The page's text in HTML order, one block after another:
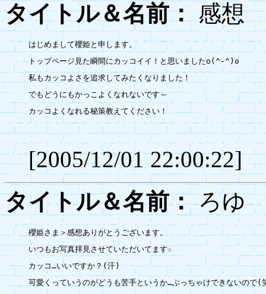
タイトル＆名前： 感
はじめまして櫻姫と申します。
トップページ見た瞬間にカッコイイ！と思いましたo(^-^)o
私もカッコよさを追求してみたくなりました！
でもどうにもかっこよくなれないです～
カッコよくなれる秘策教えてください！
[2005/12/01 22:00:22]
タイトル＆名前：ろ
櫻姫さま＞感想ありがとうございます。
いつもお写真拝見させていただいてます☆
カッコ…いいですか？(汗)
可愛くっていうのがどうも苦手というか…ぶっちゃけできないので(